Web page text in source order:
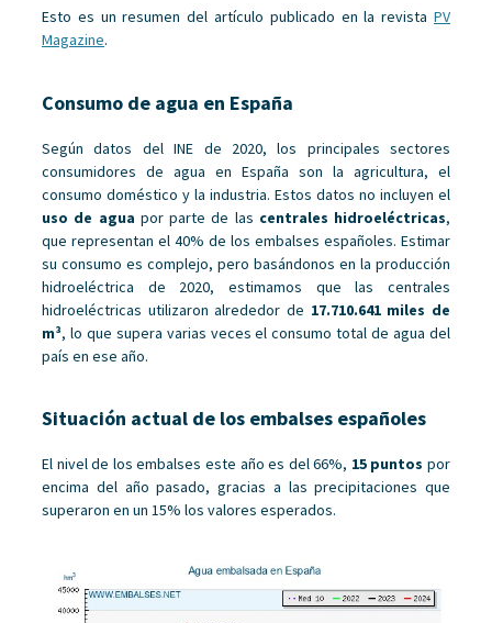
Esto es un resumen del artículo publicado en la revista PV
Magazine.
Consumo de agua en España
Según datos del INE de 2020, los principales sectores
consumidores de agua en España son la agricultura, el
consumo doméstico y la industria. Estos datos no incluyen el
uso de agua por parte de las centrales hidroeléctricas,
que representan el 40% de los embalses españoles. Estimar
su consumo es complejo, pero basándonos en la producción
hidroeléctrica de 2020, estimamos que las centrales
hidroeléctricas utilizaron alrededor de 17.710.641 miles de
m³, lo que supera varias veces el consumo total de agua del
país en ese año.
Situación actual de los embalses españoles
El nivel de los embalses este año es del 66%, 15 puntos por
encima del año pasado, gracias a las precipitaciones que
superaron en un 15% los valores esperados.